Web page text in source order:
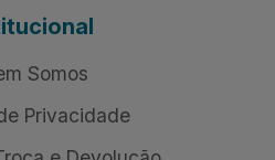
Somos
Privacidade